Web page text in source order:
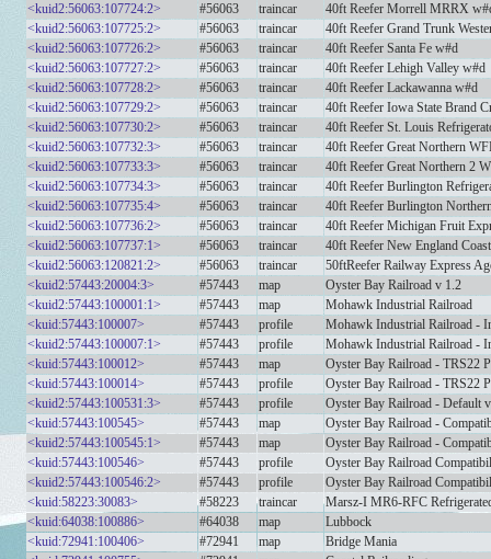
<kuid2:56063:107724:2>
#56063 traincar
40ft Reefer Morrell MRRX
<kuid2:56063:107725:2>
#56063 traincar
40ft Reefer Grand Trunk
<kuid2:56063:107726:2>
#56063 traincar
40ft Reefer Santa Fe w#d
<kuid2:56063:107727:2>
#56063 traincar
40ft Reefer Lehigh Valley w#d
<kuid2:56063:107728:2>
#56063 traincar
40ft Reefer Lackawanna w#d
<kuid2:56063:107729:2>
#56063 traincar
40ft Reefer Iowa State Brand
<kuid2:56063:107730:2>
#56063 traincar
40ft Reefer St. Louis
<kuid2:56063:107732:3>
#56063 traincar
40ft Reefer Great Northern
<kuid2:56063:107733:3>
#56063 traincar
40ft Reefer Great Northern 2
<kuid2:56063:107734:3>
#56063 traincar
40ft Reefer Burlington
<kuid2:56063:107735:4>
#56063 traincar
40ft Reefer Burlington
<kuid2:56063:107736:2>
#56063 traincar
40ft Reefer Michigan Fruit
<kuid2:56063:107737:1>
#56063 traincar
40ft Reefer New England
<kuid2:56063:120821:2>
#56063 traincar
50ftReefer Railway Express
<kuid2:57443:20004:3>
#57443 map
Oyster Bay Railroad v 1.2
<kuid2:57443:100001:1>
#57443 map
Mohawk Industrial Railroad
<kuid:57443:100007>
#57443 profile
Mohawk Industrial Railroad -
<kuid2:57443:100007:1>
#57443 profile
Mohawk Industrial Railroad -
<kuid:57443:100012>
#57443 map
Oyster Bay Railroad - TRS22
<kuid:57443:100014>
#57443 profile
Oyster Bay Railroad - TRS22
<kuid2:57443:100531:3>
#57443 profile
Oyster Bay Railroad - Default
<kuid:57443:100545>
#57443 map
Oyster Bay Railroad -
<kuid2:57443:100545:1>
#57443 map
Oyster Bay Railroad -
<kuid:57443:100546>
#57443 profile
Oyster Bay Railroad
<kuid2:57443:100546:2>
#57443 profile
Oyster Bay Railroad
<kuid:58223:30083>
#58223 traincar
Marsz-I MR6-RFC
<kuid:64038:100886>
#64038 map
Lubbock
<kuid:72941:100406>
#72941 map
Bridge Mania